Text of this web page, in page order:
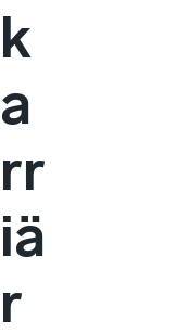
k
a
rr
iä
r